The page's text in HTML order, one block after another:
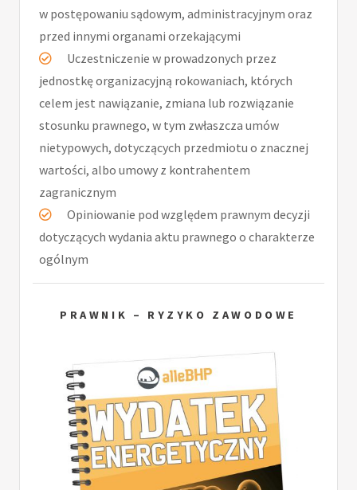
w postępowaniu sądowym, administracyjnym oraz
przed innymi organami orzekającymi
Uczestniczenie w prowadzonych przez
jednostkę organizacyjną rokowaniach, których
celem jest nawiązanie, zmiana lub rozwiązanie
stosunku prawnego, w tym zwłaszcza umów
nietypowych, dotyczących przedmiotu o znacznej
wartości, albo umowy z kontrahentem
zagranicznym
Opiniowanie pod względem prawnym decyzji
dotyczących wydania aktu prawnego o charakterze
ogólnym
PRAWNIK – RYZYKO ZAWODOWE